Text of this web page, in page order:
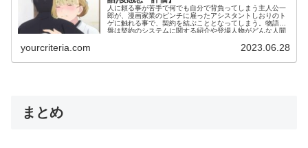
人に頼る事が苦手で何でも自分で背負ってしまう主人公一
郎が、漫画家業のピンチに雇ったアシスタントしおりのト
ゲに触れる事で、契約を結ぶこととなってしまう。物語序
盤は契約のシステムに関する紹介や登場人物がどんな人間
せるような暗いイベントは無く、綺麗で優しい世界観を守
yourcriteria.com 2023.06.28
まとめ